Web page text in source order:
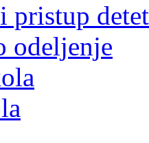
pristup
odeljenje